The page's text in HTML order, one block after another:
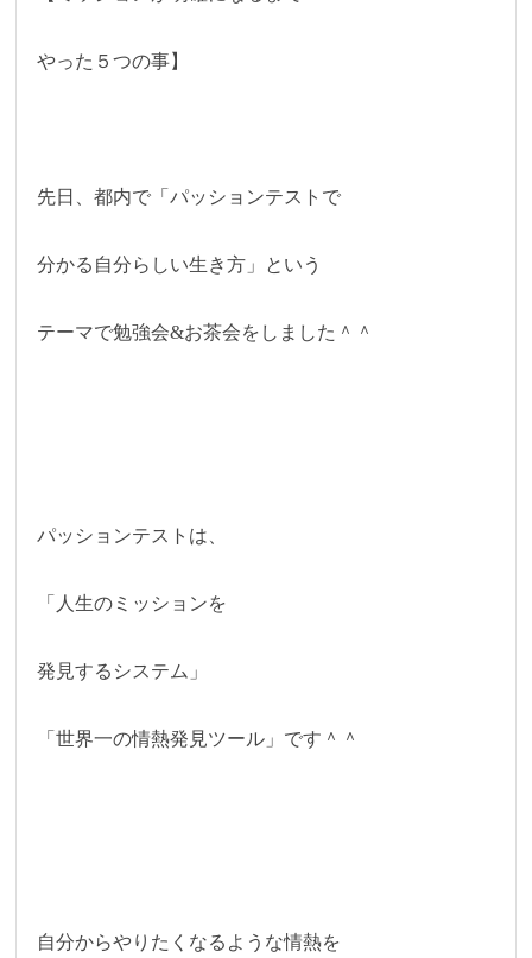
やった５つの事】
先日、都内で「パッションテストで
分かる自分らしい生き方」という
テーマで勉強会&お茶会をしました＾＾
パッションテストは、
「人生のミッションを
発見するシステム」
「世界一の情熱発見ツール」です＾＾
自分からやりたくなるような情熱を